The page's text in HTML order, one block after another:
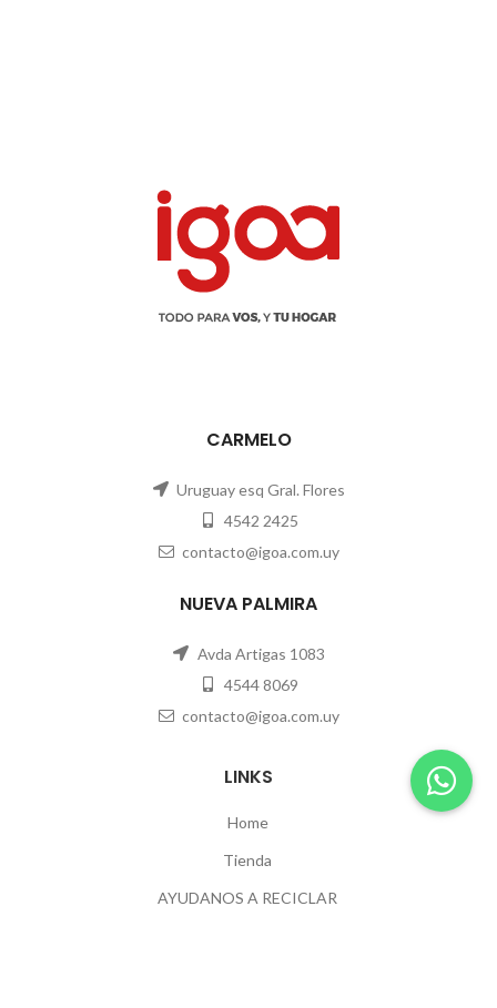
CARMELO
Uruguay esq Gral. Flores
4542 2425
contacto@igoa.com.uy
NUEVA PALMIRA
Avda Artigas 1083
4544 8069
contacto@igoa.com.uy
LINKS
Home
Tienda
AYUDANOS A RECICLAR